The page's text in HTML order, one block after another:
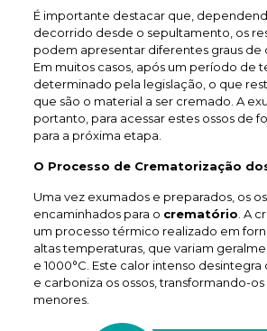
É importante destacar que,
decorrido desde o sepultamento, os
podem apresentar diferentes graus de
Em muitos casos, após um período de
determinado pela legislação, o que
que são o material a ser cremado. A
portanto, para acessar estes ossos de
para a próxima etapa.
O Processo de Crematorização
Uma vez exumados e preparados, os
encaminhados para o crematório . A
um processo térmico realizado em
altas temperaturas, que variam
e 1000°C. Este calor intenso
e carboniza os ossos, transformando-
menores.